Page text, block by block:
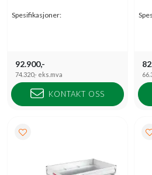
Spesifikasjoner:
92.900,-
74.320,- eks.mva
KONTAKT OSS